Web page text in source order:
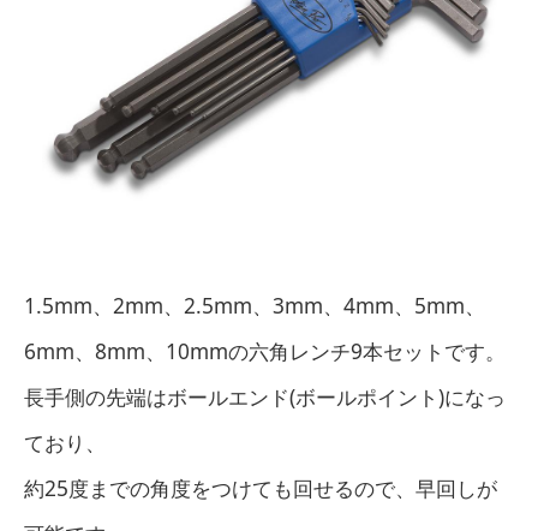
1.5mm、2mm、2.5mm、3mm、4mm、5mm、
6mm、8mm、10mmの六角レンチ9本セットです。
長手側の先端はボールエンド(ボールポイント)になっ
ており、
約25度までの角度をつけても回せるので、早回しが